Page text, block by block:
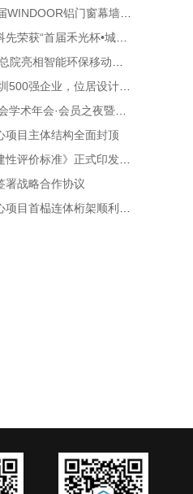
铝门窗幕墙新产品博览会
光杯•城市光环境规划设计大赛”创意奖
能环保移动公厕第21届高交会
强企业，位居设计企业第一
员之夜暨颁奖典礼 公司荣获多个奖项
项目主体结构全面封顶
评价标准》正式印发实施
署战略合作协议
目首榀连体桁架顺利提升